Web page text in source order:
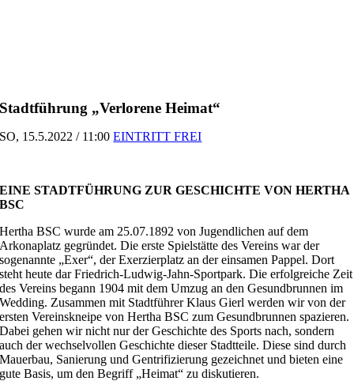
Stadtführung „Verlorene Heimat“
SO, 15.5.2022 / 11:00EINTRITT FREI
EINE STADTFÜHRUNG ZUR GESCHICHTE VON HERTHA
BSC
Hertha BSC wurde am 25.07.1892 von Jugendlichen auf dem
Arkonaplatz gegründet. Die erste Spielstätte des Vereins war der
sogenannte „Exer“, der Exerzierplatz an der einsamen Pappel. Dort
steht heute dar Friedrich-Ludwig-Jahn-Sportpark. Die erfolgreiche Zeit
des Vereins begann 1904 mit dem Umzug an den Gesundbrunnen im
Wedding. Zusammen mit Stadtführer Klaus Gierl werden wir von der
ersten Vereinskneipe von Hertha BSC zum Gesundbrunnen spazieren.
Dabei gehen wir nicht nur der Geschichte des Sports nach, sondern
auch der wechselvollen Geschichte dieser Stadtteile. Diese sind durch
Mauerbau, Sanierung und Gentrifizierung gezeichnet und bieten eine
gute Basis, um den Begriff „Heimat“ zu diskutieren.